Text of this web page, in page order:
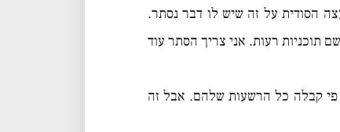
הסודית על זה שיש לו דבר נסתר.
תוכניות רעות. אני צריך הסתר עוד
פי קבלה כל הרשעות שלהם. אבל זה